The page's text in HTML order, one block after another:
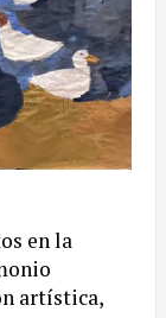
en la
artística,